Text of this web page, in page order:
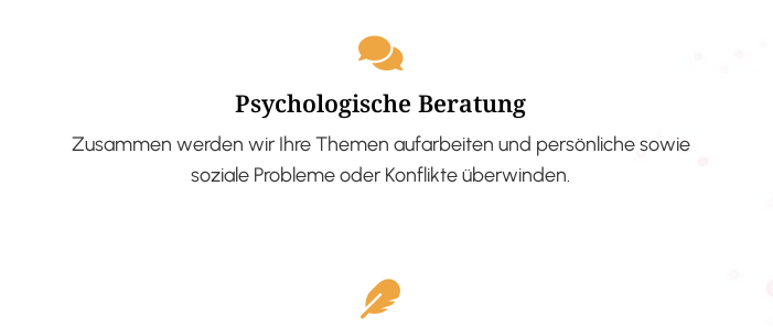
Psychologische Beratung
Zusammen werden wir Ihre Themen aufarbeiten und persönliche sowie
soziale Probleme oder Konflikte überwinden.